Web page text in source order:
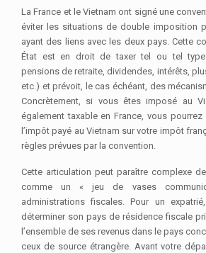
La France et le Vietnam ont signé une
éviter les situations de double imposition
ayant des liens avec les deux pays. Cette
État est en droit de taxer tel ou tel type
pensions de retraite, dividendes, intérêts,
etc.) et prévoit, le cas échéant, des
Concrètement, si vous êtes imposé au
également taxable en France, vous
l’impôt payé au Vietnam sur votre impôt
règles prévues par la convention.
Cette articulation peut paraître complexe
comme un « jeu de vases
administrations fiscales. Pour un
déterminer son pays de résidence fiscale
l’ensemble de ses revenus dans le pays
ceux de source étrangère. Avant votre